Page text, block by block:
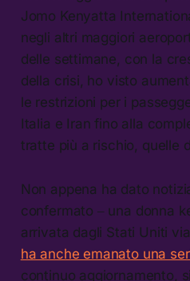
Jomo Kenyatta
negli altri maggiori
delle settimane, con la
della crisi, ho visto
le restrizioni per i
Italia e Iran fino alla
tratte più a rischio, quelle
Non appena ha dato
confermato ‒ una donna
arrivata dagli Stati Uniti
ha anche emanato una
continuo aggiornamento,